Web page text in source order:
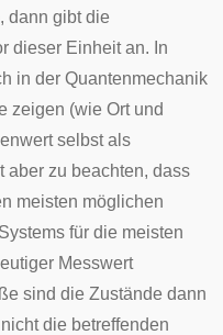
dann gibt die
dieser Einheit an. In
in der Quantenmechanik
zeigen (wie Ort und
selbst als
aber zu beachten, dass
meisten möglichen
für die meisten
Messwert
sind die Zustände dann
die betreffenden